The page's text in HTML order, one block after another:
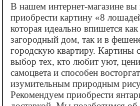
В нашем интернет-магазине вы
приобрести картину «‎8
которая идеально впишется
загородный дом, так и в
городскую квартиру. Картины
выбор тех, кто любит уют,
самоцвета и способен
изумительным природным
Рекомендуем приобрести